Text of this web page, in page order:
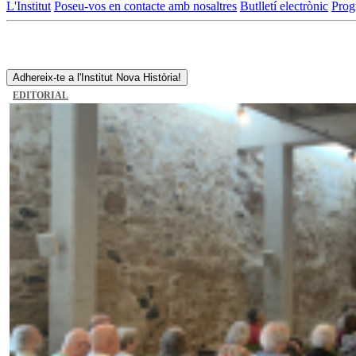
L'Institut Poseu-vos en contacte amb nosaltres Butlletí electrònic
Adhereix-te a l'Institut Nova Història!
EDITORIAL